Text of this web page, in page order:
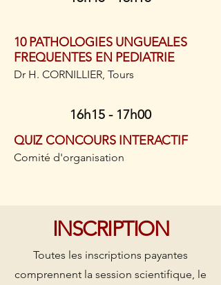
16h15 - 17h00
10 PATHOLOGIES UNGUEALES
FREQUENTES EN PEDIATRIE
Dr H. CORNILLIER, Tours
QUIZ CONCOURS INTERACTIF
Comité d'organisation
INSCRIPTION
Toutes les inscriptions payantes
comprennent la session scientifique, le